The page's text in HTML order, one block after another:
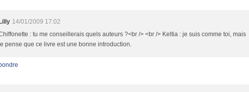
Lilly 14/01/2009 17:02
: tu me conseillerais quels auteurs ?<br /> <br /> Keltia : je suis comme toi, mais
pense que ce livre est une bonne introduction.